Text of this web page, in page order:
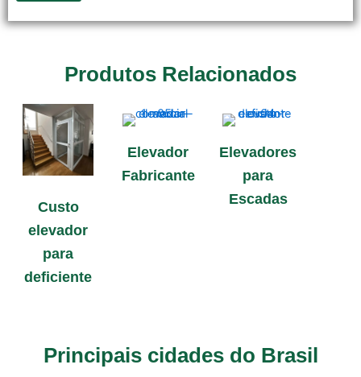
Produtos Relacionados
Custo
elevador
para
deficiente
Elevador
Fabricante
Elevadores
para
Escadas
Principais cidades do Brasil